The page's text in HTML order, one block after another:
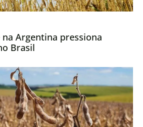
Argentina pressiona
Brasil